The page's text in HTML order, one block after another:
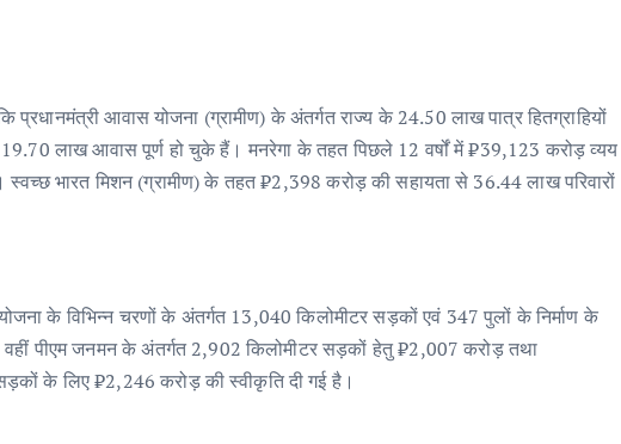
प्रधानमंत्री आवास योजना (ग्रामीण) के अंतर्गत राज्य के 24.50 लाख पात्र हितग्राहियों
लाख आवास पूर्ण हो चुके हैं। मनरेगा के तहत पिछले 12 वर्षों में ₹39,123 करोड़ व्यय
भारत मिशन (ग्रामीण) के तहत ₹2,398 करोड़ की सहायता से 36.44 लाख परिवारों
के विभिन्न चरणों के अंतर्गत 13,040 किलोमीटर सड़कों एवं 347 पुलों के निर्माण के
वहीं पीएम जनमन के अंतर्गत 2,902 किलोमीटर सड़कों हेतु ₹2,007 करोड़ तथा
के लिए ₹2,246 करोड़ की स्वीकृति दी गई है।